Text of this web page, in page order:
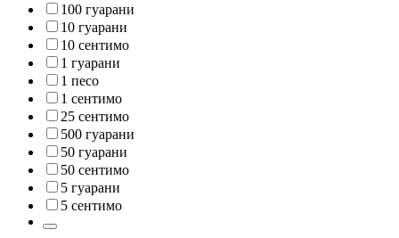
100 гуарани
10 гуарани
10 сентимо
1 гуарани
1 песо
1 сентимо
25 сентимо
500 гуарани
50 гуарани
50 сентимо
5 гуарани
5 сентимо